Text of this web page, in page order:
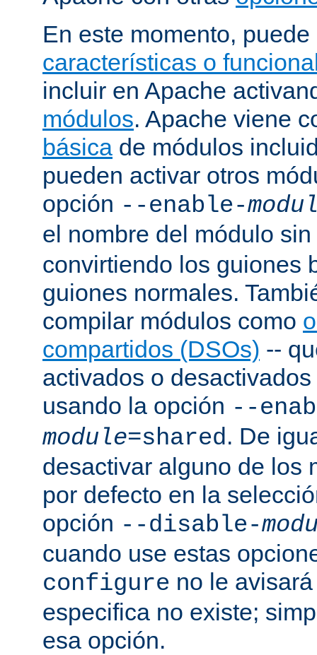
En este momento,
características o
incluir en Apache
módulos. Apache viene
básica de módulos
pueden activar otros
opción --enable-
el nombre del módulo
convirtiendo los guiones
guiones normales.
compilar módulos como
compartidos (DSOs) --
activados o
usando la opción --
module=shared. De
desactivar alguno de los
por defecto en la
opción --disable-
cuando use estas
configure no le
especifica no existe;
esa opción.